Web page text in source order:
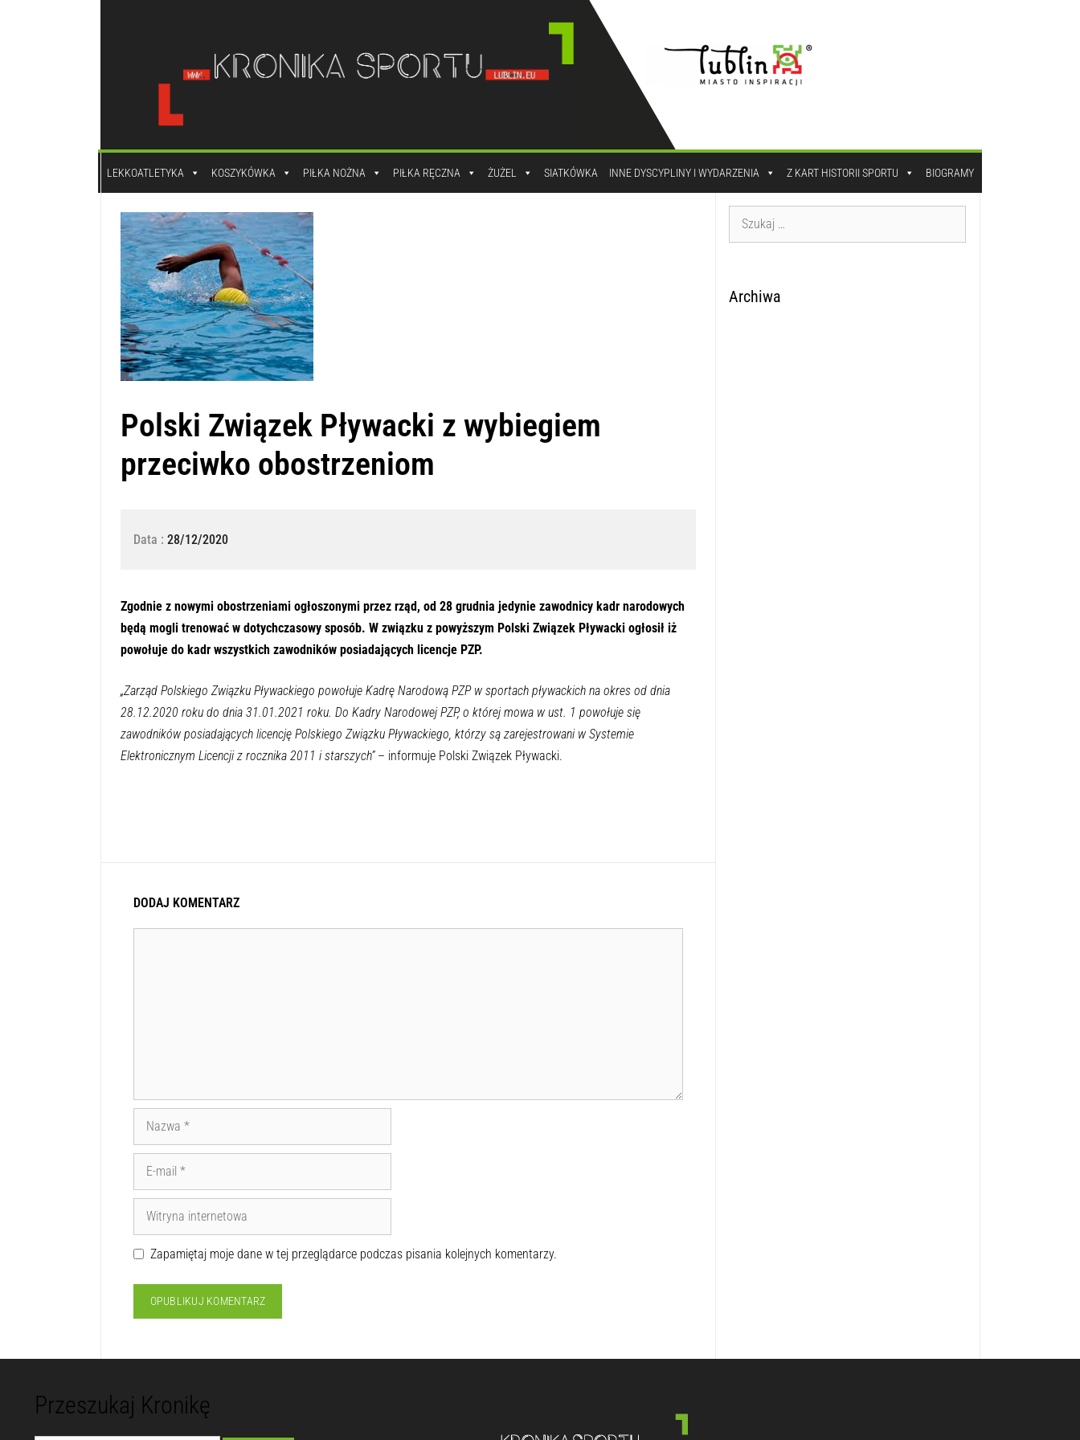
LEKKOATLETYKA KOSZYKÓWKA PIŁKA NOŻNA PIŁKA RĘCZNA ŻUŻEL SIATKÓWKA INNE DYSCYPLINY I WYDARZENIA Z KART HISTORII SPORTU BIOGRAMY
Polski Związek Pływacki z wybiegiem
przeciwko obostrzeniom
Data : 28/12/2020
Zgodnie z nowymi obostrzeniami ogłoszonymi przez rząd, od 28 grudnia jedynie zawodnicy kadr narodowych
będą mogli trenować w dotychczasowy sposób. W związku z powyższym Polski Związek Pływacki ogłosił iż
powołuje do kadr wszystkich zawodników posiadających licencje PZP.
„Zarząd Polskiego Związku Pływackiego powołuje Kadrę Narodową PZP w sportach pływackich na okres od dnia
28.12.2020 roku do dnia 31.01.2021 roku. Do Kadry Narodowej PZP, o której mowa w ust. 1 powołuje się
zawodników posiadających licencję Polskiego Związku Pływackiego, którzy są zarejestrowani w Systemie
Elektronicznym Licencji z rocznika 2011 i starszych”– informuje Polski Związek Pływacki.
DODAJ KOMENTARZ
Zapamiętaj moje dane w tej przeglądarce podczas pisania kolejnych komentarzy.
Archiwa
Przeszukaj Kronikę